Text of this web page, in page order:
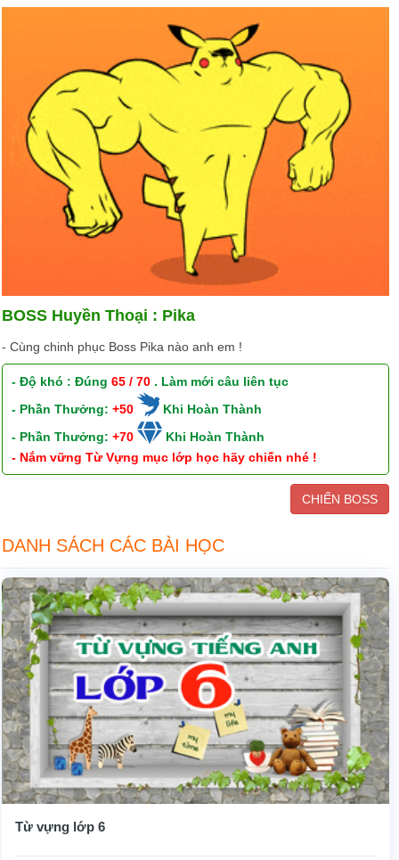
BOSS Huyền Thoại : Pika
- Cùng chinh phục Boss Pika nào anh em !
- Độ khó : Đúng65 / 70 . Làm mới câu liên tục
- Phần Thưởng:+50
Khi Hoàn Thành
- Phần Thưởng:+70
Khi Hoàn Thành
- Nắm vững Từ Vựng mục lớp học hãy chiến nhé !
CHIẾN BOSS
DANH SÁCH CÁC BÀI HỌC
Từ vựng lớp 6